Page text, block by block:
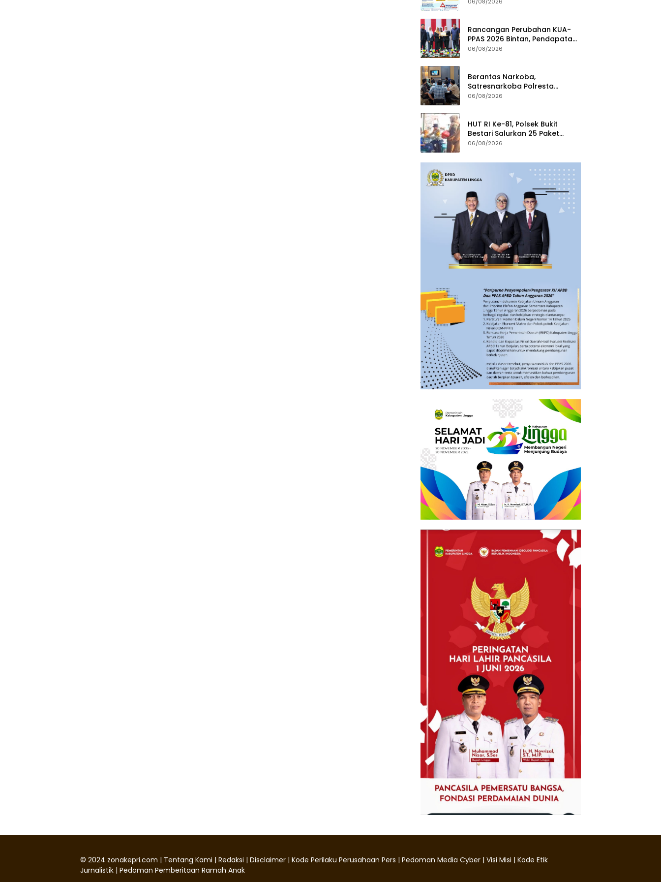
Rancangan Perubahan KUA-
PPAS 2026 Bintan, Pendapatan
Transfer Pusat Diproyeksi Naik
06/08/2026
Berantas Narkoba,
Satresnarkoba Polresta
Tanjungpinang Perkuat Sinergi
06/08/2026
HUT RI Ke-81, Polsek Bukit
Bestari Salurkan 25 Paket
Bansos Untuk Warga di
06/08/2026
© 2024 zonakepri.com | Tentang Kami | Redaksi | Disclaimer | Kode Perilaku Perusahaan Pers | Pedoman Media Cyber | Visi Misi | Kode Etik
Jurnalistik | Pedoman Pemberitaan Ramah Anak